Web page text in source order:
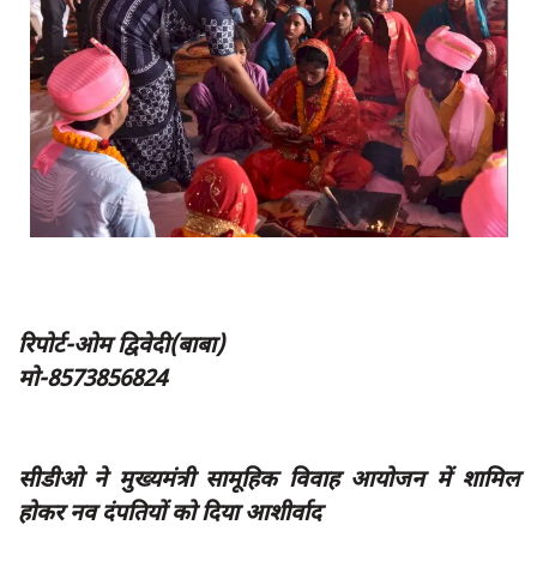
App verify
समस्या
Covid-19
अपराध
राजनीति
साक्षात्कार
सामाजिक
latest
प्रशासनिक
रिपोर्ट-ओम द्विवेदी(बाबा)
मो-8573856824
सीडीओ ने मुख्यमंत्री सामूहिक विवाह आयोजन में शामिल
होकर नव दंपतियों को दिया आशीर्वाद